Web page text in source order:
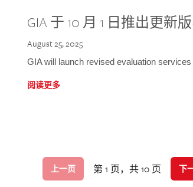
GIA 于 10 月 1 日推出更新
August 25, 2025
GIA will launch revised evaluation
阅读更多
上一页 第 1 页，共 10 页 下